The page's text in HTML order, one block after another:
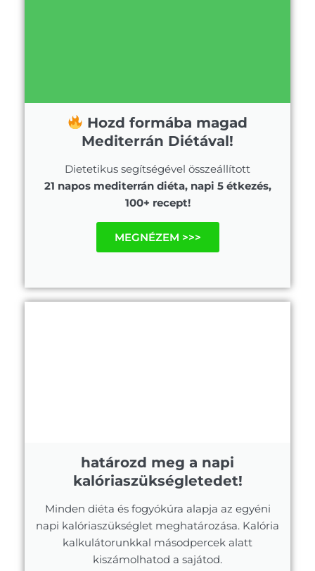
Hozd formába magad
Mediterrán Diétával!
Dietetikus segítségével összeállított
21 napos mediterrán diéta, napi 5 étkezés,
100+ recept!
MEGNÉZEM >>>
határozd meg a napi
kalóriaszükségletedet!
Minden diéta és fogyókúra alapja az egyéni
napi kalóriaszükséglet meghatározása. Kalória
kalkulátorunkkal másodpercek alatt
kiszámolhatod a sajátod.